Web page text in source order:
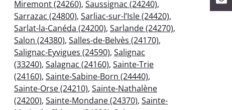
Miremont (24260), Saussignac (24240),
Sarrazac (24800), Sarliac-sur-l’Isle (24420),
Sarlat-la-Canéda (24200), Sarlande (24270),
Salon (24380), Salles-de-Belvès (24170),
Salignac-Eyvigues (24590), Salignac
(33240), Salagnac (24160), Sainte-Trie
(24160), Sainte-Sabine-Born (24440),
Sainte-Orse (24210), Sainte-Nathalène
(24200), Sainte-Mondane (24370), Sainte-